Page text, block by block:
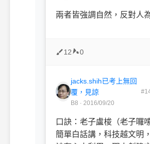
兩者皆強調自然，反對人
12 0
jacks.shih已考上無回
覆，見諒
B8 · 2016/09/20
口訣：老子盧梭（老子囉
簡單白話講，科技越文明